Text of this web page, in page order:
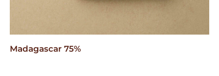
Madagascar 75%